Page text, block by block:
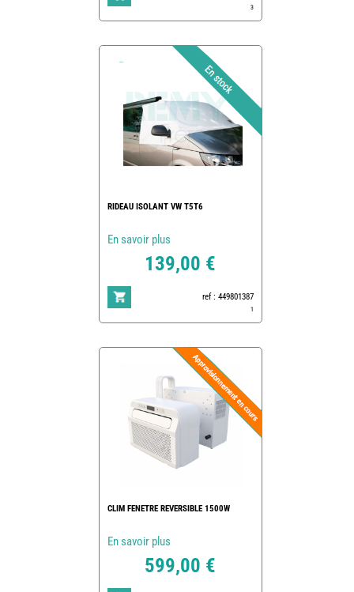
3
RIDEAU ISOLANT VW T5T6
En savoir plus
139,00 €
ref : 449801387
1
CLIM FENETRE REVERSIBLE 1500W
En savoir plus
599,00 €